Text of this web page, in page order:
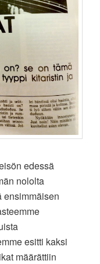
edessä
nololta
ensimmäisen
esitti kaksi
määrättiin